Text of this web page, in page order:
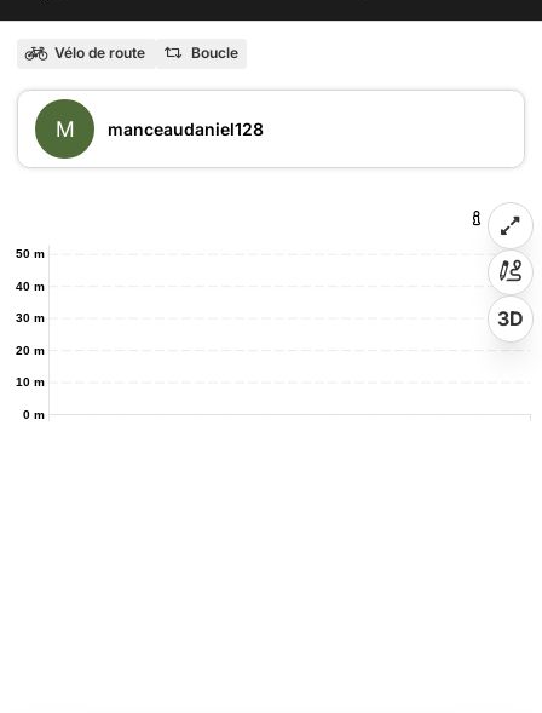
Vélo de route Boucle
M manceaudaniel128
0 m
10 m
20 m
30 m
40 m
50 m
3D